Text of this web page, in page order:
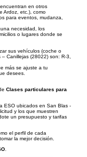
en otros
Ardoz, etc.), como
para eventos, mudanza,
necesidad, los
o lugares donde se
sus vehículos (coche o
Canillejas (28022) son: R-3,
más se ajuste a tu
desees.
Clases particulares para
ESO ubicados en San Blas -
y los que muestren
un presupuesto y tarifas
el perfil de cada
la mejor decisión.